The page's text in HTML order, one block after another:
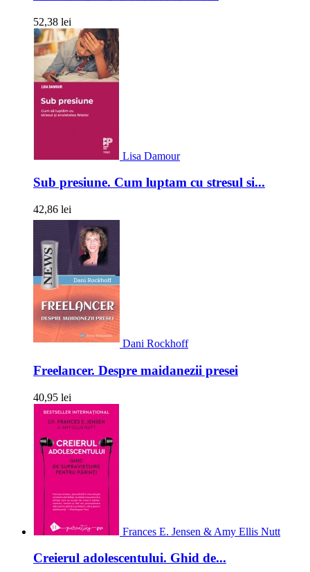
52,38 lei
Lisa Damour
Sub presiune. Cum luptam cu stresul si...
42,86 lei
Dani Rockhoff
Freelancer. Despre maidanezii presei
40,95 lei
Frances E. Jensen & Amy Ellis Nutt
Creierul adolescentului. Ghid de...